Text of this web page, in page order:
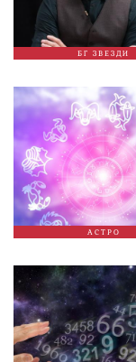
БГ ЗВЕЗДИ
АСТРО